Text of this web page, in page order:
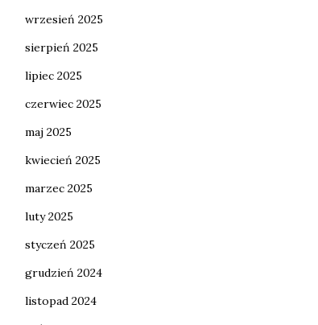
wrzesień 2025
sierpień 2025
lipiec 2025
czerwiec 2025
maj 2025
kwiecień 2025
marzec 2025
luty 2025
styczeń 2025
grudzień 2024
listopad 2024